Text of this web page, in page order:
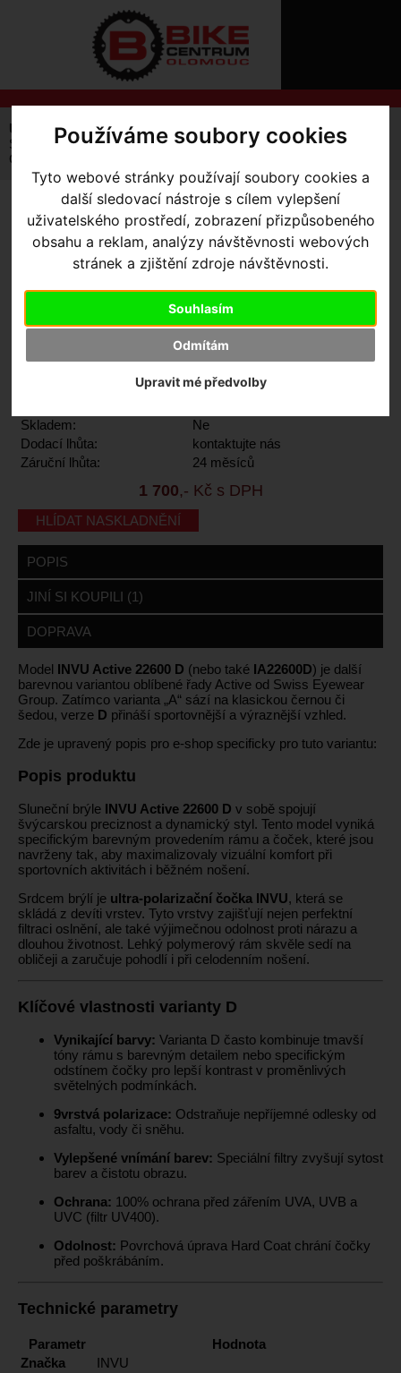
Používáme soubory cookies
Tyto webové stránky používají soubory cookies a
další sledovací nástroje s cílem vylepšení
uživatelského prostředí, zobrazení přizpůsobeného
obsahu a reklam, analýzy návštěvnosti webových
stránek a zjištění zdroje návštěvnosti.
Souhlasím
Odmítám
Upravit mé předvolby
O
NÁKUPU
SLUŽBY
REGISTRACE
ZTRATILI
Úvodní strana Výbava pro jezdce
Brýle
Sluneční brýle INVU Active 22600 D - TRANSPARENT
GREY/BLACK, MASK
SLUNEČNÍ BRÝLE INVU
ACTIVE 22600 D -
TRANSPARENT
GREY/BLACK, MASK
INVU
Skladem:
Ne
Dodací lhůta:
kontaktujte nás
Záruční lhůta:
24 měsíců
1 700,- Kč s DPH
HLÍDAT NASKLADNĚNÍ
POPIS
JINÍ SI KOUPILI (1)
DOPRAVA
Model INVU Active 22600 D (nebo také IA22600D) je další
barevnou variantou oblíbené řady Active od Swiss Eyewear
Group. Zatímco varianta „A“ sází na klasickou černou či
šedou, verze D přináší sportovnější a výraznější vzhled.
Zde je upravený popis pro e-shop specificky pro tuto variantu:
Popis produktu
Sluneční brýle INVU Active 22600 D v sobě spojují
švýcarskou preciznost a dynamický styl. Tento model vyniká
specifickým barevným provedením rámu a čoček, které jsou
navrženy tak, aby maximalizovaly vizuální komfort při
sportovních aktivitách i běžném nošení.
Srdcem brýlí je ultra-polarizační čočka INVU, která se
skládá z devíti vrstev. Tyto vrstvy zajišťují nejen perfektní
filtraci oslnění, ale také výjimečnou odolnost proti nárazu a
dlouhou životnost. Lehký polymerový rám skvěle sedí na
obličeji a zaručuje pohodlí i při celodenním nošení.
Klíčové vlastnosti varianty D
Vynikající barvy: Varianta D často kombinuje tmavší
tóny rámu s barevným detailem nebo specifickým
odstínem čočky pro lepší kontrast v proměnlivých
světelných podmínkách.
9vrstvá polarizace: Odstraňuje nepříjemné odlesky od
asfaltu, vody či sněhu.
Vylepšené vnímání barev: Speciální filtry zvyšují sytost
barev a čistotu obrazu.
Ochrana: 100% ochrana před zářením UVA, UVB a
UVC (filtr UV400).
Odolnost: Povrchová úprava Hard Coat chrání čočky
před poškrábáním.
Technické parametry
Parametr
Hodnota
Značka
INVU